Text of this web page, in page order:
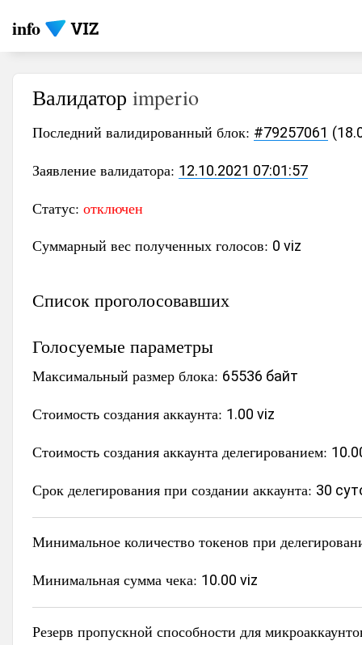
info
Валидатор imperio
Последний валидированный блок: #79257061
Заявление валидатора: 12.10.2021 07:01:57
Статус: отключен
Суммарный вес полученных голосов: 0 viz
Список проголосовавших
Голосуемые параметры
Максимальный размер блока: 65536 байт
Стоимость создания аккаунта: 1.00 viz
Стоимость создания аккаунта делегированием:
Срок делегирования при создании аккаунта: 30
Минимальное количество токенов при
Минимальная сумма чека: 10.00 viz
Резерв пропускной способности для